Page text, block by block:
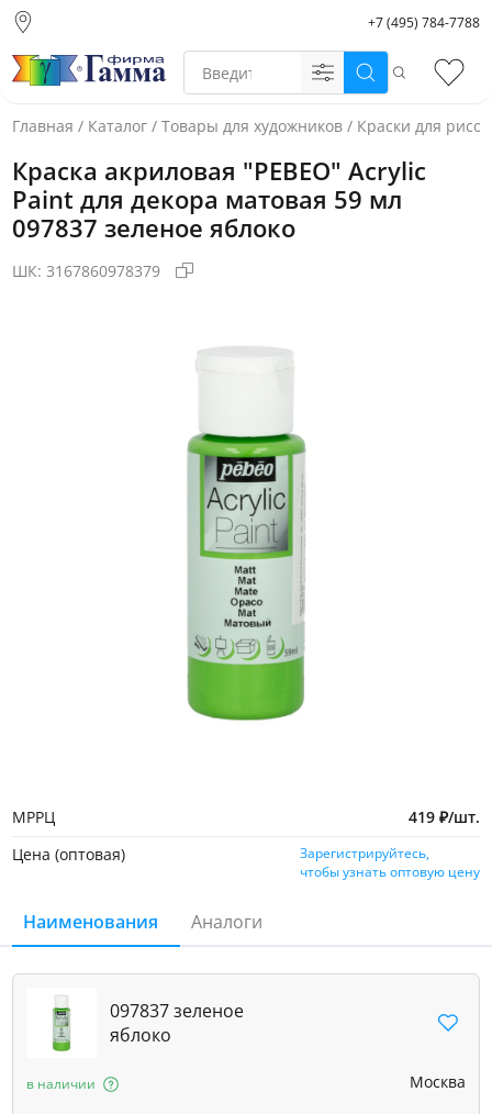
склад)
Санкт-Петербург
Екатеринбург
+7 (495) 784-7788
Поиск
Главная / Каталог / Товары для художников / Краски для
Краска акриловая "PEBEO" Acrylic
Paint для декора матовая 59 мл
097837 зеленое яблоко
ШК: 3167860978379
МРРЦ 419 ₽/шт.
Цена (оптовая)
Зарегистрируйтесь,
чтобы узнать оптовую цену
Наименования Аналоги
097837 зеленое
яблоко
Москва
в наличии